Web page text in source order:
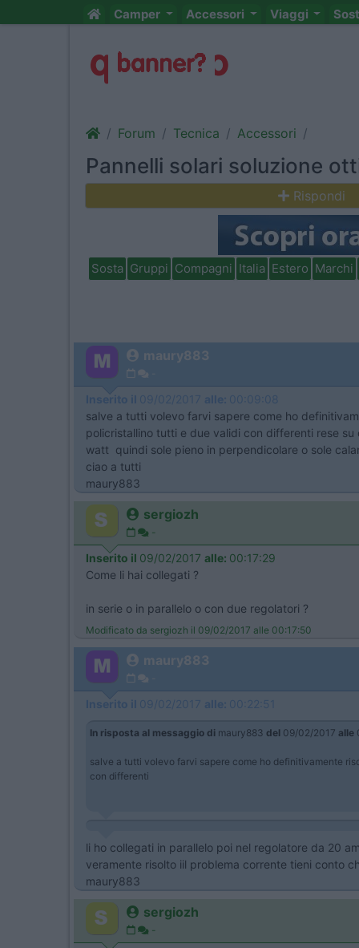
Camper Accessori Viaggi
Forum Tecnica Accessori
Pannelli solari soluzione
Rispondi
Sosta Gruppi Compagni Italia Estero Marchi
maury883
Inserito il 09/02/2017 alle: 00:09:08
salve a tutti volevo farvi sapere come ho
policristallino tutti e due validi con differenti rese
watt quindi sole pieno in perpendicolare o sole
ciao a tutti
maury883
sergiozh
-
Inserito il 09/02/2017 alle: 00:17:29
Come li hai collegati ?
in serie o in parallelo o con due regolatori ?
Modificato da sergiozh il 09/02/2017 alle 00:17:50
maury883
Inserito il 09/02/2017 alle: 00:22:51
In risposta al messaggio di maury883 del 09/02/2017 alle
salve a tutti volevo farvi sapere come ho definitivamente
con differenti
li ho collegati in parallelo poi nel regolatore da 20
veramente risolto iil problema corrente tieni conto
maury883
sergiozh
-